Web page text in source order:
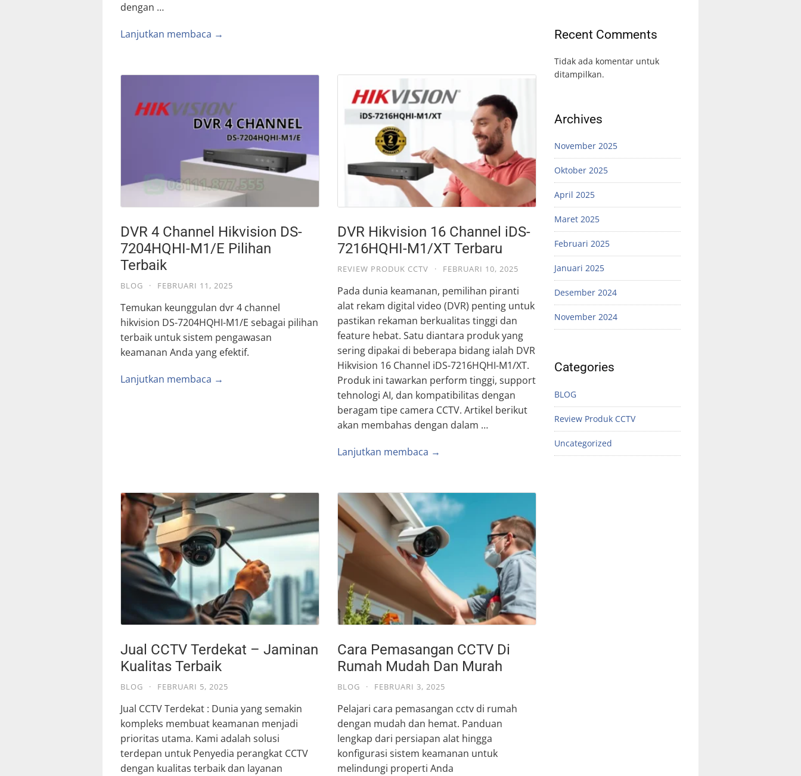
dengan …
Lanjutkan membaca →
DVR 4 Channel Hikvision DS-
7204HQHI-M1/E Pilihan
Terbaik
BLOG · FEBRUARI 11, 2025
Temukan keunggulan dvr 4 channel
hikvision DS-7204HQHI-M1/E sebagai pilihan
terbaik untuk sistem pengawasan
keamanan Anda yang efektif.
Lanjutkan membaca →
DVR Hikvision 16 Channel iDS-
7216HQHI-M1/XT Terbaru
REVIEW PRODUK CCTV · FEBRUARI 10, 2025
Pada dunia keamanan, pemilihan piranti
alat rekam digital video (DVR) penting untuk
pastikan rekaman berkualitas tinggi dan
feature hebat. Satu diantara produk yang
sering dipakai di beberapa bidang ialah DVR
Hikvision 16 Channel iDS-7216HQHI-M1/XT.
Produk ini tawarkan perform tinggi, support
tehnologi AI, dan kompatibilitas dengan
beragam tipe camera CCTV. Artikel berikut
akan membahas dengan dalam …
Lanjutkan membaca →
Jual CCTV Terdekat – Jaminan
Kualitas Terbaik
BLOG · FEBRUARI 5, 2025
Jual CCTV Terdekat : Dunia yang semakin
kompleks membuat keamanan menjadi
prioritas utama. Kami adalah solusi
terdepan untuk Penyedia perangkat CCTV
dengan kualitas terbaik dan layanan
Cara Pemasangan CCTV Di
Rumah Mudah Dan Murah
BLOG · FEBRUARI 3, 2025
Pelajari cara pemasangan cctv di rumah
dengan mudah dan hemat. Panduan
lengkap dari persiapan alat hingga
konfigurasi sistem keamanan untuk
melindungi properti Anda
Recent Comments
Tidak ada komentar untuk
ditampilkan.
Archives
November 2025
Oktober 2025
April 2025
Maret 2025
Februari 2025
Januari 2025
Desember 2024
November 2024
Categories
BLOG
Review Produk CCTV
Uncategorized